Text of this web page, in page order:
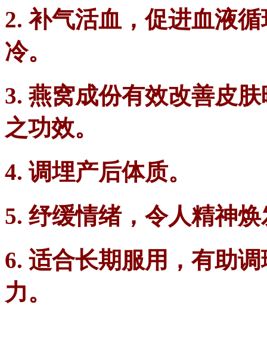
2. 补气活血，促进血液
冷。
3. 燕窝成份有效改善皮
之功效。
4. 调埋产后体质。
5. 纾缓情绪，令人精神
6. 适合长期服用，有助
力。